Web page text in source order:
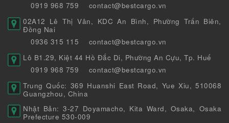
0919 968 759
contact@bestcargo.vn
02A12 Lê Thị Vân, KDC An Bình, Phường Trấn Biên,
Đồng Nai
0936 315 115
contact@bestcargo.vn
Lô B1.29, Kiệt 44 Hồ Đắc Di, Phường An Cựu, Tp. Huế
0919 968 759
contact@bestcargo.vn
Trung Quốc: 369 Huanshi East Road, Yue Xiu, 510068
Guangzhou, China
Nhật Bản: 3-27 Doyamacho, Kita Ward, Osaka, Osaka
Prefecture 530-009